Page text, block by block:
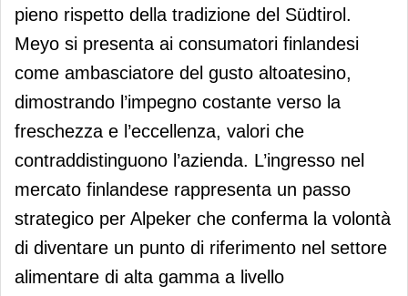
pieno rispetto della tradizione del Südtirol.
Meyo si presenta ai consumatori finlandesi
come ambasciatore del gusto altoatesino,
dimostrando l’impegno costante verso la
freschezza e l’eccellenza, valori che
contraddistinguono l’azienda. L’ingresso nel
mercato finlandese rappresenta un passo
strategico per Alpeker che conferma la volontà
di diventare un punto di riferimento nel settore
alimentare di alta gamma a livello